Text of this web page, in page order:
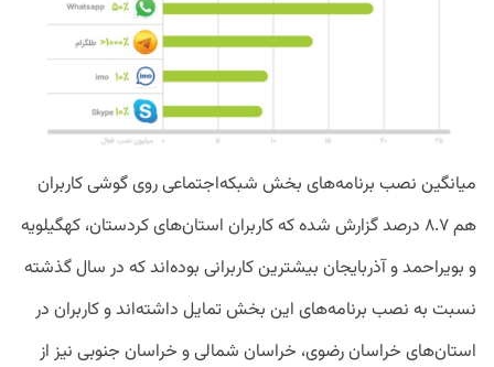
میانگین نصب برنامه‌های بخش شبکه‌اجتماعی روی گوشی کاربران
هم ۸.۷ درصد گزارش شده که کاربران استان‌های کردستان، کهگیلویه
و بویراحمد و آذربایجان بیشترین کاربرانی بوده‌اند که در سال گذشته
نسبت به نصب برنامه‌های این بخش تمایل داشته‌اند و کاربران در
استان‌های خراسان رضوی، خراسان شمالی و خراسان جنوبی نیز از